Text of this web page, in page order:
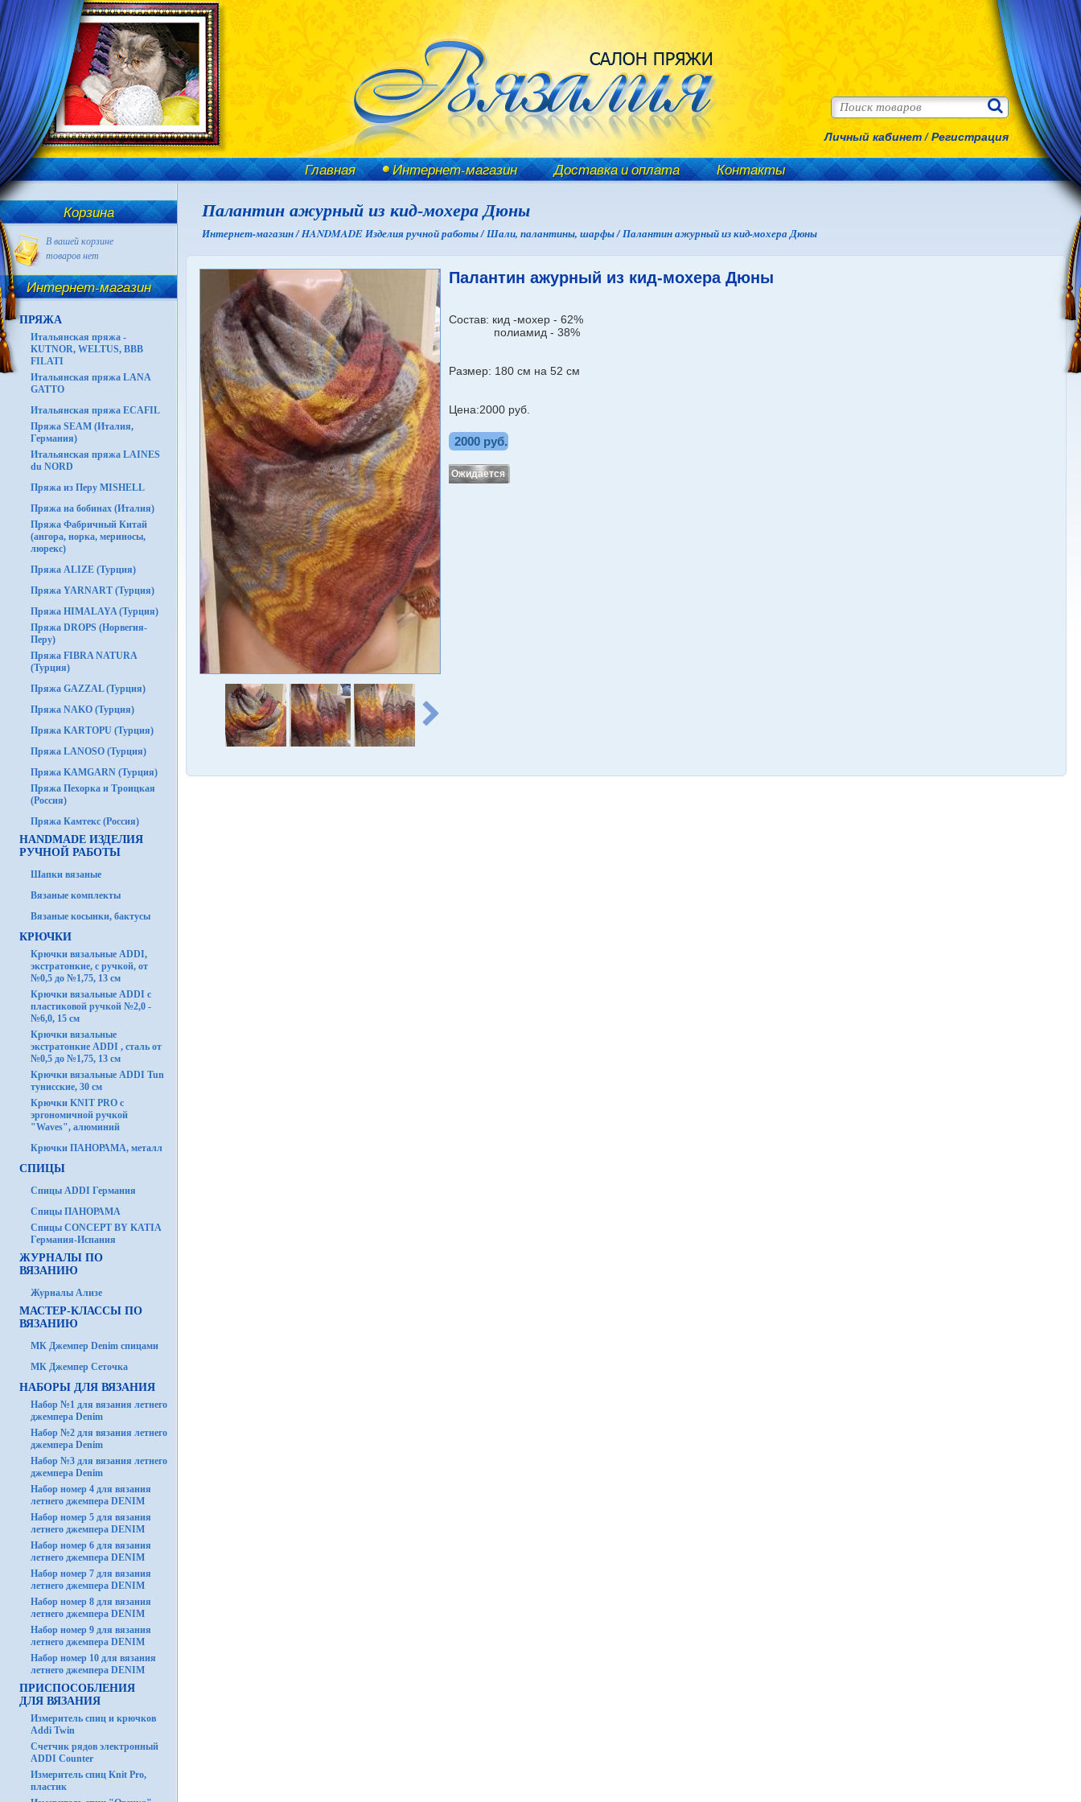
Личный кабинет/Регистрация
Главная Интернет-магазин Доставка и оплата Контакты
Корзина
В вашей корзине
товаров нет
Интернет-магазин
ПРЯЖА
Итальянская пряжа -
KUTNOR, WELTUS, BBB
FILATI
Итальянская пряжа LANA
GATTO
Итальянская пряжа ECAFIL
Пряжа SEAM (Италия,
Германия)
Итальянская пряжа LAINES
du NORD
Пряжа из Перу MISHELL
Пряжа на бобинах (Италия)
Пряжа Фабричный Китай
(ангора, норка, мериносы,
люрекс)
Пряжа ALIZE (Турция)
Пряжа YARNART (Турция)
Пряжа HIMALAYA (Турция)
Пряжа DROPS (Норвегия-
Перу)
Пряжа FIBRA NATURA
(Турция)
Пряжа GAZZAL (Турция)
Пряжа NAKO (Турция)
Пряжа KARTOPU (Турция)
Пряжа LANOSO (Турция)
Пряжа KAMGARN (Турция)
Пряжа Пехорка и Троицкая
(Россия)
Пряжа Камтекс (Россия)
HANDMADE ИЗДЕЛИЯ
РУЧНОЙ РАБОТЫ
Шапки вязаные
Вязаные комплекты
Вязаные косынки, бактусы
КРЮЧКИ
Крючки вязальные ADDI,
экстратонкие, с ручкой, от
№0,5 до №1,75, 13 см
Крючки вязальные ADDI с
пластиковой ручкой №2,0 -
№6,0, 15 см
Крючки вязальные
экстратонкие ADDI , сталь от
№0,5 до №1,75, 13 см
Крючки вязальные ADDI Tun
тунисские, 30 см
Крючки KNIT PRO с
эргономичной ручкой
"Waves", алюминий
Крючки ПАНОРАМА, металл
СПИЦЫ
Спицы ADDI Германия
Спицы ПАНОРАМА
Спицы CONCEPT BY KATIA
Германия-Испания
ЖУРНАЛЫ ПО
ВЯЗАНИЮ
Журналы Ализе
МАСТЕР-КЛАССЫ ПО
ВЯЗАНИЮ
МК Джемпер Denim спицами
МК Джемпер Сеточка
НАБОРЫ ДЛЯ ВЯЗАНИЯ
Набор №1 для вязания летнего
джемпера Denim
Набор №2 для вязания летнего
джемпера Denim
Набор №3 для вязания летнего
джемпера Denim
Набор номер 4 для вязания
летнего джемпера DENIM
Набор номер 5 для вязания
летнего джемпера DENIM
Набор номер 6 для вязания
летнего джемпера DENIM
Набор номер 7 для вязания
летнего джемпера DENIM
Набор номер 8 для вязания
летнего джемпера DENIM
Набор номер 9 для вязания
летнего джемпера DENIM
Набор номер 10 для вязания
летнего джемпера DENIM
ПРИСПОСОБЛЕНИЯ
ДЛЯ ВЯЗАНИЯ
Измеритель спиц и крючков
Addi Twin
Счетчик рядов электронный
ADDI Counter
Измеритель спиц Knit Pro,
пластик
Палантин ажурный из кид-мохера Дюны
Интернет-магазин /HANDMADE Изделия ручной работы /Шали, палантины, шарфы /Палантин ажурный из кид-мохера Дюны
Палантин ажурный из кид-мохера Дюны
Состав: кид -мохер - 62%
полиамид - 38%
Размер: 180 см на 52 см
Цена:2000 руб.
2000 руб.
Ожидается